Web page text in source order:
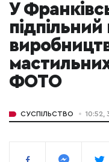
У
підпільний
ФОТО
СУСПІЛЬСТВО 10:52,